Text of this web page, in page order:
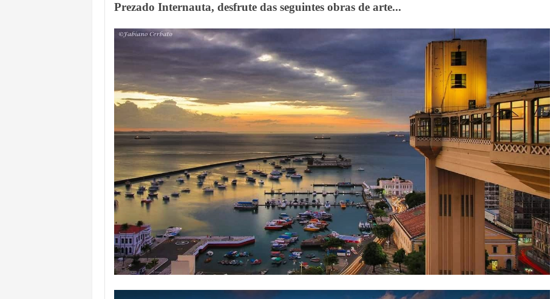
Prezado Internauta, desfrute das seguintes obras de arte...